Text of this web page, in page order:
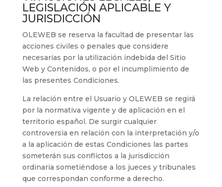
LEGISLACIÓN APLICABLE Y
JURISDICCIÓN
OLEWEB se reserva la facultad de presentar las
acciones civiles o penales que considere
necesarias por la utilización indebida del Sitio
Web y Contenidos, o por el incumplimiento de
las presentes Condiciones.
La relación entre el Usuario y OLEWEB se regirá
por la normativa vigente y de aplicación en el
territorio español. De surgir cualquier
controversia en relación con la interpretación y/o
a la aplicación de estas Condiciones las partes
someterán sus conflictos a la jurisdicción
ordinaria sometiéndose a los jueces y tribunales
que correspondan conforme a derecho.